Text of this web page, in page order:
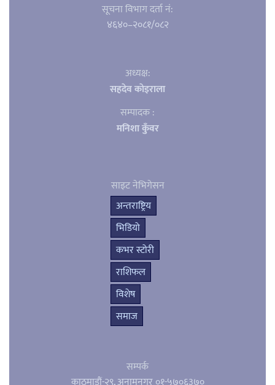
सूचना विभाग दर्ता नं‍:
४६४०–२०८१/०८२
अध्यक्ष:
सहदेव काेइराला
सम्पादक :
मनिशा कुँवर
साइट नेभिगेसन
अन्तराष्ट्रिय
भिडियो
कभर स्टोरी
राशिफल
विशेष
समाज
सम्पर्क